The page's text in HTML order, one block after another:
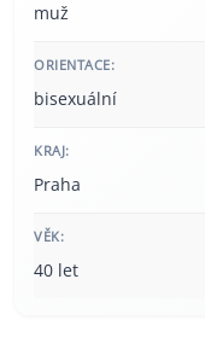
muž
ORIENTACE:
bisexuální
KRAJ:
Praha
VĚK:
40 let